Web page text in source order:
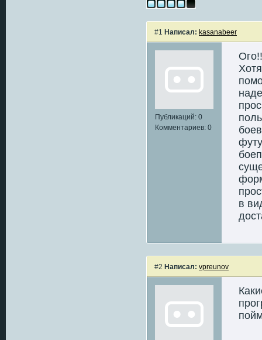
#1 Написал: kasanabeer
Публикаций: 0
Комментариев: 0
в
#2 Написал: vpreunov